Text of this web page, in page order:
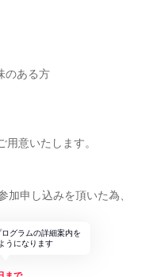
のある方
意いたします。
加申し込みを頂いた為、
グラムの詳細案内を
うになります